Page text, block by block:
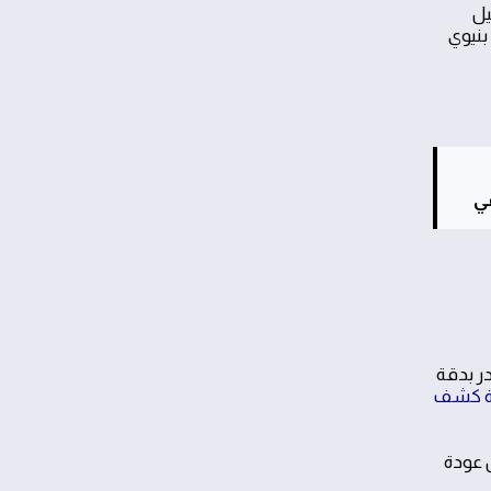
بدقة
كشف
عودة